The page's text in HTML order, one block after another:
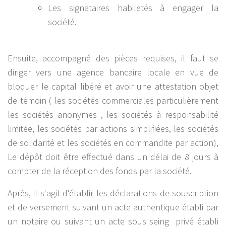
Les signataires habiletés à engager la
société.
Ensuite, accompagné des pièces requises, il faut se
diriger vers une agence bancaire locale en vue de
bloquer le capital libéré et avoir une attestation objet
de témoin ( les sociétés commerciales particulièrement
les sociétés anonymes , les sociétés à responsabilité
limitée, les sociétés par actions simplifiées, les sociétés
de solidarité et les sociétés en commandite par action),
Le dépôt doit être effectué dans un délai de 8 jours à
compter de la réception des fonds par la société.
Après, il s'agit d'établir les déclarations de souscription
et de versement suivant un acte authentique établi par
un notaire ou suivant un acte sous seing privé établi